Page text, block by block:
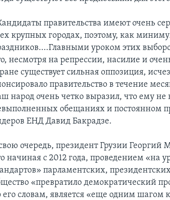
правительства имеют очень
крупных городах, поэтому, как
уроком этих
несмотря на репрессии, насилие и
существует сильная оппозиция,
правительство в течение
народ очень четко выразил, что ему не
обещаниях и постоянном
ЕНД Давид Бакрадзе.
очередь, президент Грузии Георгий
начиная с 2012 года, проведением «на
парламентских,
«превратило демократический
его словам, является «еще одним